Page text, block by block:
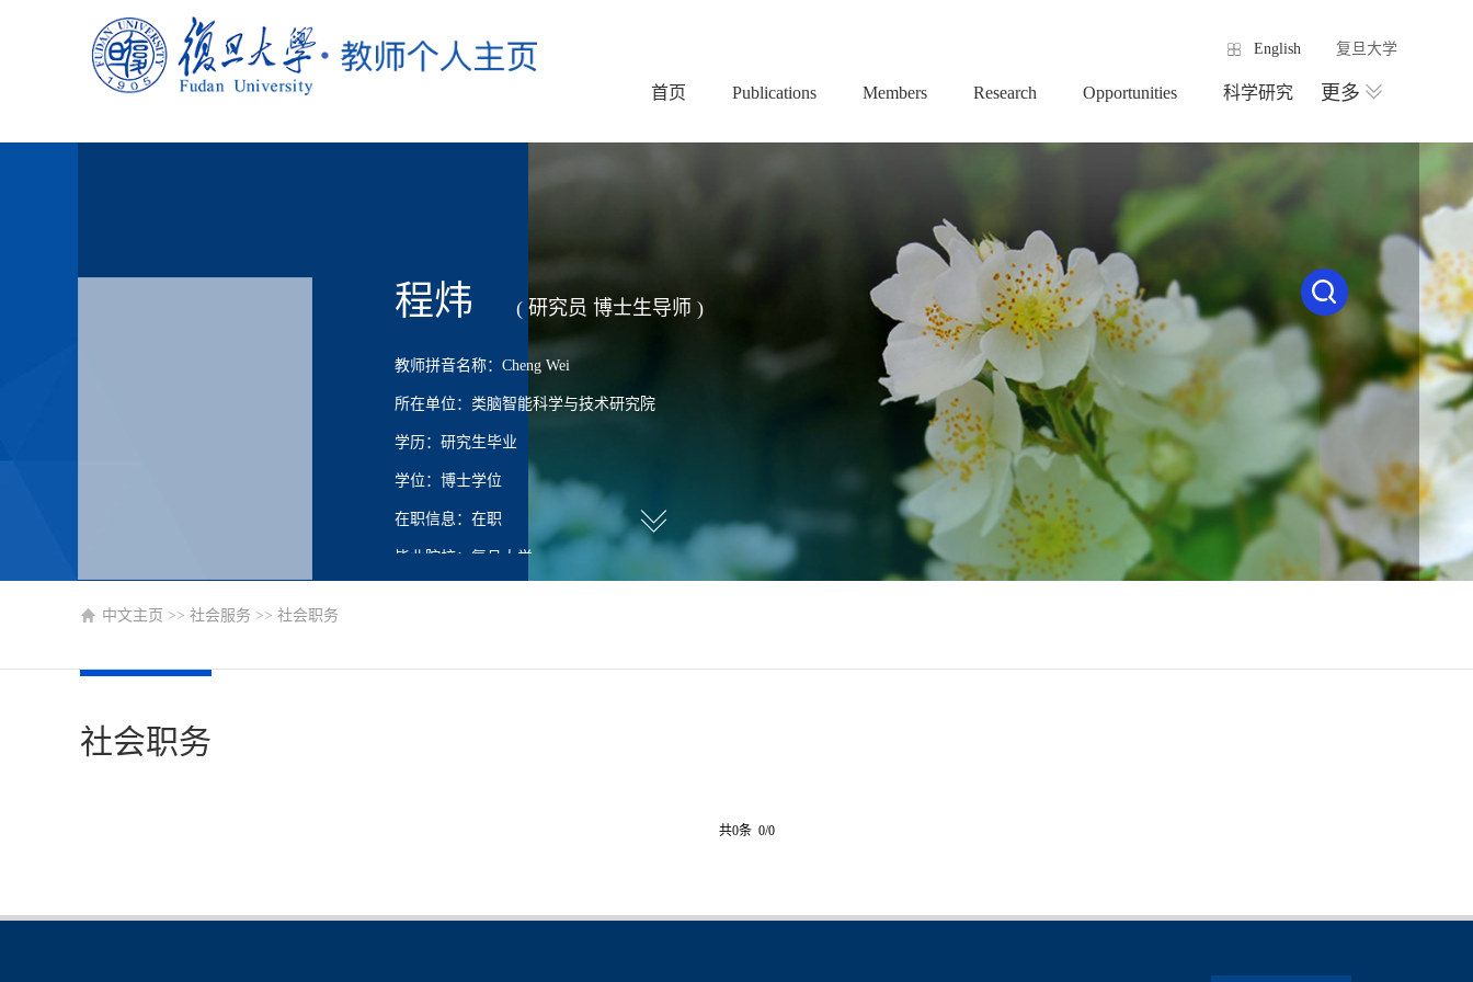
English 复旦大学
首页 Publications Members Research Opportunities 科学研究 更多
程炜 ( 研究员 博士生导师 )
教师拼音名称：Cheng Wei
所在单位：类脑智能科学与技术研究院
学历：研究生毕业
学位：博士学位
在职信息：在职
毕业院校：复旦大学
中文主页 >> 社会服务 >> 社会职务
社会职务
共0条 0/0